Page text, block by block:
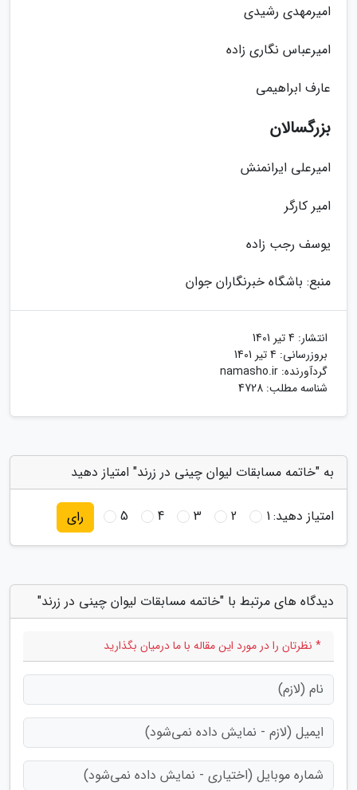
امیرمهدی رشیدی
امیرعباس نگاری زاده
عارف ابراهیمی
بزرگسالان
امیرعلی ایرانمنش
امیر کارگر
یوسف رجب زاده
منبع: باشگاه خبرنگاران جوان
انتشار: 4 تیر 1401
بروزرسانی: 4 تیر 1401
گردآورنده: namasho.ir
شناسه مطلب: 4728
به "خاتمه مسابقات لیوان چینی در زرند" امتیاز دهید
امتیاز دهید:1
2
3
4
5 رای
دیدگاه های مرتبط با "خاتمه مسابقات لیوان چینی در زرند"
* نظرتان را در مورد این مقاله با ما درمیان بگذارید